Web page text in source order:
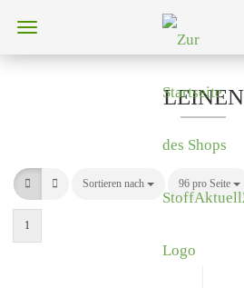
LEINEN
Sortieren nach
Sortieren nach 96 pro Seite
pro Seite
1